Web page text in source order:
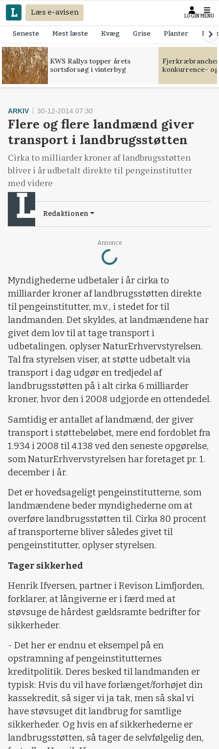
Læs e-avisen LOGIN MENU
Seneste Mest læste Kvæg Grise Planter
KWS Rallys topper årets
sortsforsøg i vinterbyg
konkurrence-
Annonce
Loading...
ARKIV 30-12-2014 07:30
Flere og flere landmænd giver
transport i landbrugsstøtten
Cirka to milliarder kroner af landbrugsstøtten
bliver i år udbetalt direkte til pengeinstitutter
med videre
Redaktionen
Myndighederne udbetaler i år cirka to
milliarder kroner af landbrugsstøtten direkte
til pengeinstitutter, m.v., i stedet for til
landmanden. Det skyldes, at landmændene har
givet dem lov til at tage transport i
udbetalingen, oplyser NaturErhvervstyrelsen.
Tal fra styrelsen viser, at støtte udbetalt via
transport i dag udgør en tredjedel af
landbrugsstøtten på i alt cirka 6 milliarder
kroner, hvor den i 2008 udgjorde en ottendedel.
Samtidig er antallet af landmænd, der giver
transport i støttebeløbet, mere end fordoblet fra
1.934 i 2008 til 4.138 ved den seneste opgørelse,
som NaturErhvervstyrelsen har foretaget pr. 1.
december i år.
Det er hovedsageligt pengeinstitutterne, som
landmændene beder myndighederne om at
overføre landbrugsstøtten til. Cirka 80 procent
af transporterne bliver således givet til
pengeinstitutter, oplyser styrelsen.
Tager sikkerhed
Henrik Ifversen, partner i Revison Limfjorden,
forklarer, at långiverne er i færd med at
støvsuge de hårdest gældsramte bedrifter for
sikkerheder.
- Det her er endnu et eksempel på en
opstramning af pengeinstitutternes
kreditpolitik. Deres besked til landmanden er
typisk: Hvis du vil have forlænget/forhøjet din
kassekredit, så siger vi ja tak, men så skal vi
have støvsuget dit landbrug for samtlige
sikkerheder. Og hvis en af sikkerhederne er
landbrugsstøtten, så tager de selvfølgelig den,